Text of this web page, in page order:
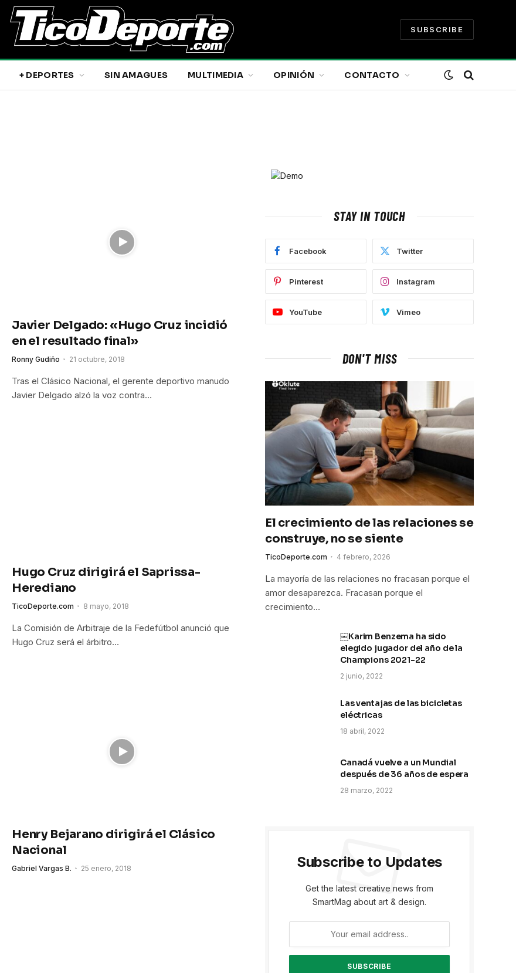
SUBSCRIBE
+ DEPORTES SIN AMAGUES MULTIMEDIA OPINIÓN CONTACTO
Javier Delgado: «Hugo Cruz incidió
en el resultado final»
Ronny Gudiño 21 octubre, 2018
Tras el Clásico Nacional, el gerente deportivo manudo
Javier Delgado alzó la voz contra…
Hugo Cruz dirigirá el Saprissa-
Herediano
TicoDeporte.com 8 mayo, 2018
La Comisión de Arbitraje de la Fedefútbol anunció que
Hugo Cruz será el árbitro…
Henry Bejarano dirigirá el Clásico
Nacional
Gabriel Vargas B. 25 enero, 2018
STAY IN TOUCH
Facebook Twitter
Pinterest Instagram
YouTube Vimeo
DON'T MISS
El crecimiento de las relaciones se
construye, no se siente
TicoDeporte.com 4 febrero, 2026
La mayoría de las relaciones no fracasan porque el
amor desaparezca. Fracasan porque el
crecimiento…
￼Karim Benzema ha sido
elegido jugador del año de la
Champions 2021-22
2 junio, 2022
Las ventajas de las bicicletas
eléctricas
18 abril, 2022
Canadá vuelve a un Mundial
después de 36 años de espera
28 marzo, 2022
Subscribe to Updates
Get the latest creative news from
SmartMag about art & design.